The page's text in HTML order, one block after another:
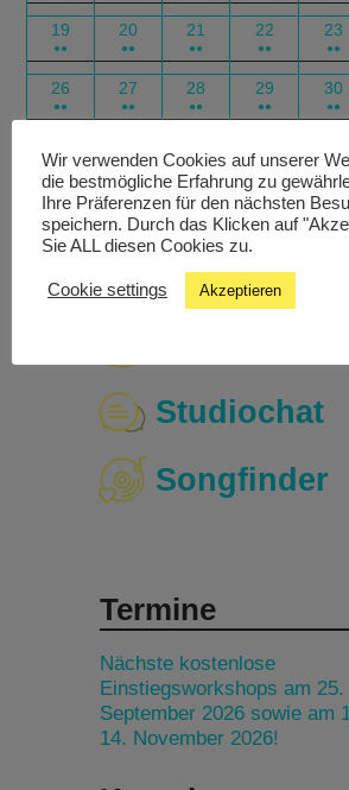
19
●●
20
●●
21
●●
22
●●
23
●●
26
●●
27
●●
28
●●
29
●●
30
●●
Subscribe
in
Google
Subscribe
in
Outlook
Export
for
Google
Studiochat
Songfinder
Termine
Nächste kostenlose
Einstiegsworkshops am 25.
September 2026 sowie am
14. November 2026!
Wir verwenden Cookies auf unserer
die bestmögliche Erfahrung zu
Ihre Präferenzen für den nächsten
speichern. Durch das Klicken auf
Sie ALL diesen Cookies zu.
Cookie settings Akzeptieren